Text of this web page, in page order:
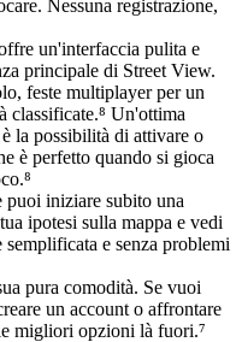
Nessuna registrazione,
un'interfaccia pulita e
principale di Street View.
feste multiplayer per un
classificate.⁸ Un'ottima
la possibilità di attivare o
è perfetto quando si gioca
puoi iniziare subito una
ipotesi sulla mappa e vedi
e senza problemi
pura comodità. Se vuoi
un account o affrontare
migliori opzioni là fuori.⁷